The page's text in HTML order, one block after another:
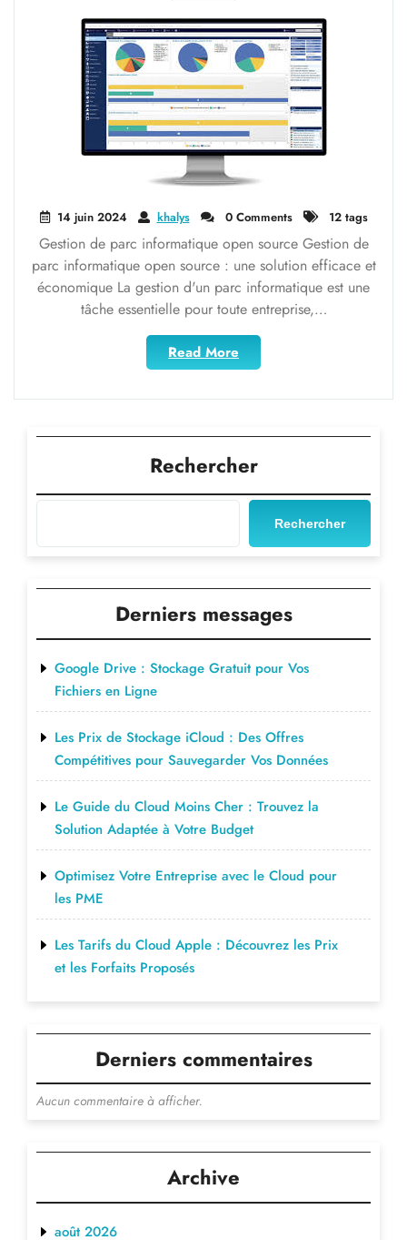
Source"
14 juin 2024 khalys 0 Comments 12 tags
Gestion de parc informatique open source Gestion de
parc informatique open source : une solution efficace et
économique La gestion d'un parc informatique est une
tâche essentielle pour toute entreprise,…
Read More
la
votre
informatique
avec
solutions
open
Rechercher
Rechercher
Derniers messages
Google Drive : Stockage Gratuit pour Vos
Fichiers en Ligne
Les Prix de Stockage iCloud : Des Offres
Compétitives pour Sauvegarder Vos Données
Le Guide du Cloud Moins Cher : Trouvez la
Solution Adaptée à Votre Budget
Optimisez Votre Entreprise avec le Cloud pour
les PME
Les Tarifs du Cloud Apple : Découvrez les Prix
et les Forfaits Proposés
Derniers commentaires
Aucun commentaire à afficher.
Archive
août 2026